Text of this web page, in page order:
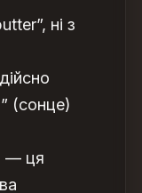
ні з
(сонце)
— ця